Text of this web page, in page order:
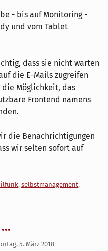
- bis auf Monitoring -
und vom Tablet
dass sie nicht warten
die E-Mails zugreifen
Möglichkeit, das
Frontend namens
die Benachrichtigungen
wir selten sofort auf
, selbstmanagement,
5. März 2018